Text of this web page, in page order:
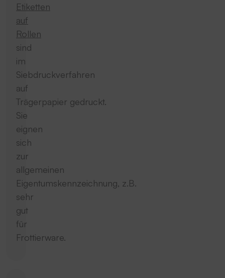
Etiketten
auf
Rollen
sind
im
Siebdruckverfahren
auf
Trägerpapier gedruckt.
Sie
eignen
sich
zur
allgemeinen
Eigentumskennzeichnung, z.B.
sehr
gut
für
Frottierware.